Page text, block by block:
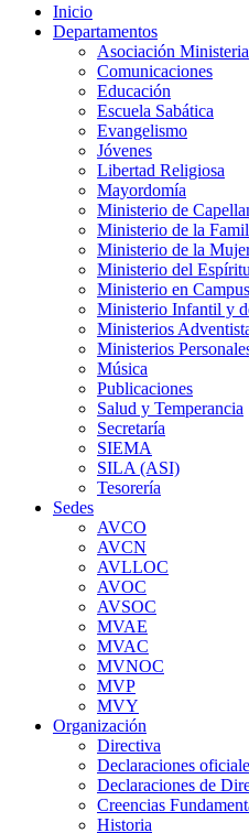
Inicio
Departamentos
Asociación
Comunicaciones
Educación
Escuela Sabática
Evangelismo
Jóvenes
Libertad Religiosa
Mayordomía
Ministerio de
Ministerio de la
Ministerio de la
Ministerio del
Ministerio en
Ministerio Infantil y
Ministerios
Ministerios
Música
Publicaciones
Salud y Temperancia
Secretaría
SIEMA
SILA (ASI)
Tesorería
Sedes
AVCO
AVCN
AVLLOC
AVOC
AVSOC
MVAE
MVAC
MVNOC
MVP
MVY
Organización
Directiva
Declaraciones
Declaraciones de
Creencias
Historia